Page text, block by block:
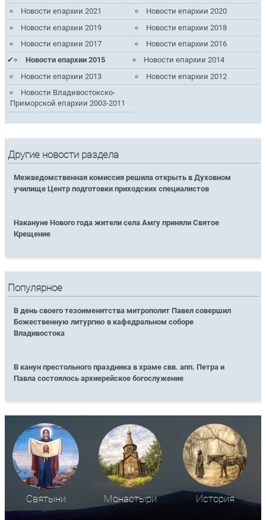
Новости епархии 2021
Новости епархии 2020
Новости епархии 2019
Новости епархии 2018
Новости епархии 2017
Новости епархии 2016
Новости епархии 2015
Новости епархии 2014
Новости епархии 2013
Новости епархии 2012
Новости Владивостокско-
Приморской епархии 2003-2011
Другие новости раздела
Межведомственная комиссия решила открыть в Духовном
училище Центр подготовки приходских специалистов
Накануне Нового года жители села Амгу приняли Святое
Крещение
Популярное
В день своего тезоименитства митрополит Павел совершил
Божественную литургию в кафедральном соборе
Владивостока
В канун престольного праздника в храме свв. апп. Петра и
Павла состоялось архиерейское богослужение
Святыни Монастыри История